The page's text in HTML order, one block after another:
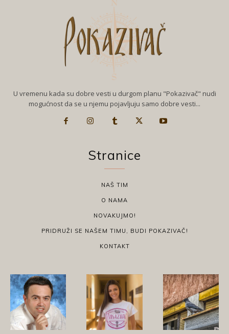
U vremenu kada su dobre vesti u durgom planu "Pokazivač" nudi
mogućnost da se u njemu pojavljuju samo dobre vesti...
Stranice
NAŠ TIM
O NAMA
NOVAKUJMO!
PRIDRUŽI SE NAŠEM TIMU, BUDI POKAZIVAČ!
KONTAKT